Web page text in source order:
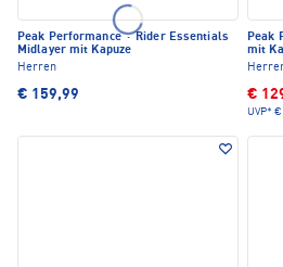
Peak Performance·Rider Essentials
Midlayer mit Kapuze
Herren
€ 159,99
Peak
mit
€
UVP* €